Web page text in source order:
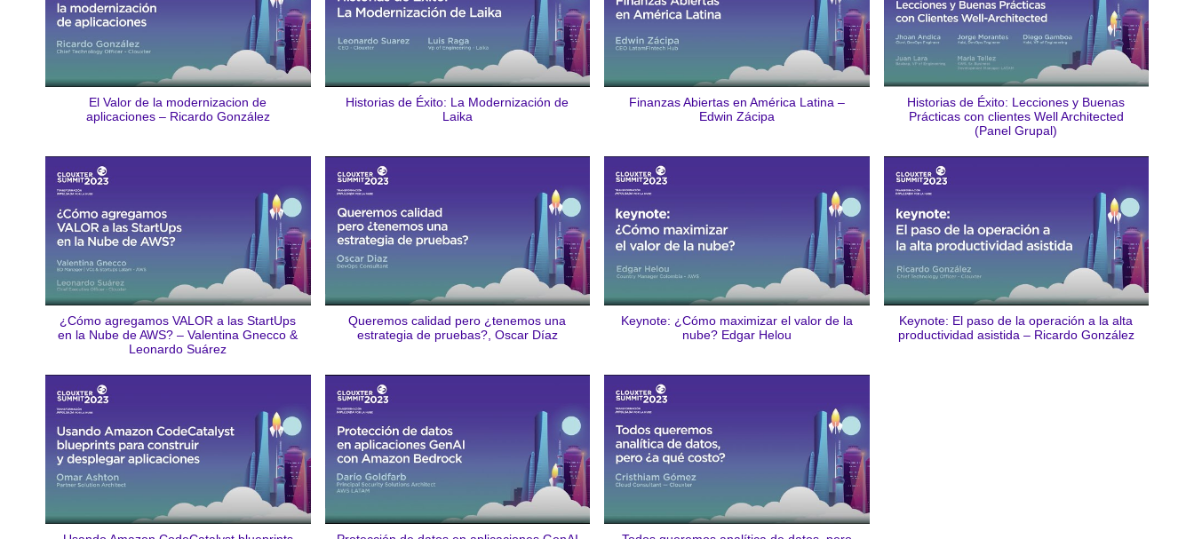
El Valor de la modernizacion de
aplicaciones – Ricardo González
Historias de Éxito: La Modernización de
Laika
Finanzas Abiertas en América Latina –
Edwin Zácipa
Historias de Éxito: Lecciones y Buenas
Prácticas con clientes Well Architected
(Panel Grupal)
¿Cómo agregamos VALOR a las StartUps
en la Nube de AWS? – Valentina Gnecco &
Leonardo Suárez
Queremos calidad pero ¿tenemos una
estrategia de pruebas?, Oscar Díaz
Keynote: ¿Cómo maximizar el valor de la
nube? Edgar Helou
Keynote: El paso de la operación a la alta
productividad asistida – Ricardo González